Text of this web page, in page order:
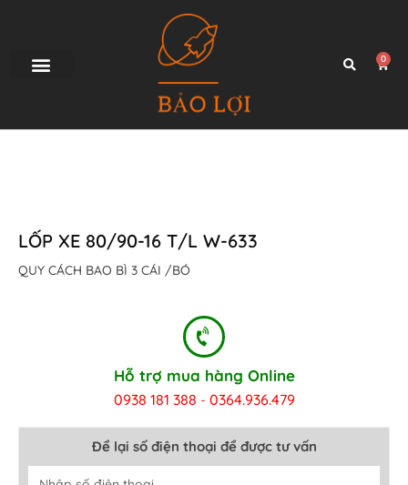
0
LỐP XE 80/90-16 T/L W-633
QUY CÁCH BAO BÌ 3 CÁI /BÓ
Hỗ trợ mua hàng Online
0938 181 388 - 0364.936.479
Để lại số điện thoại để được tư vấn